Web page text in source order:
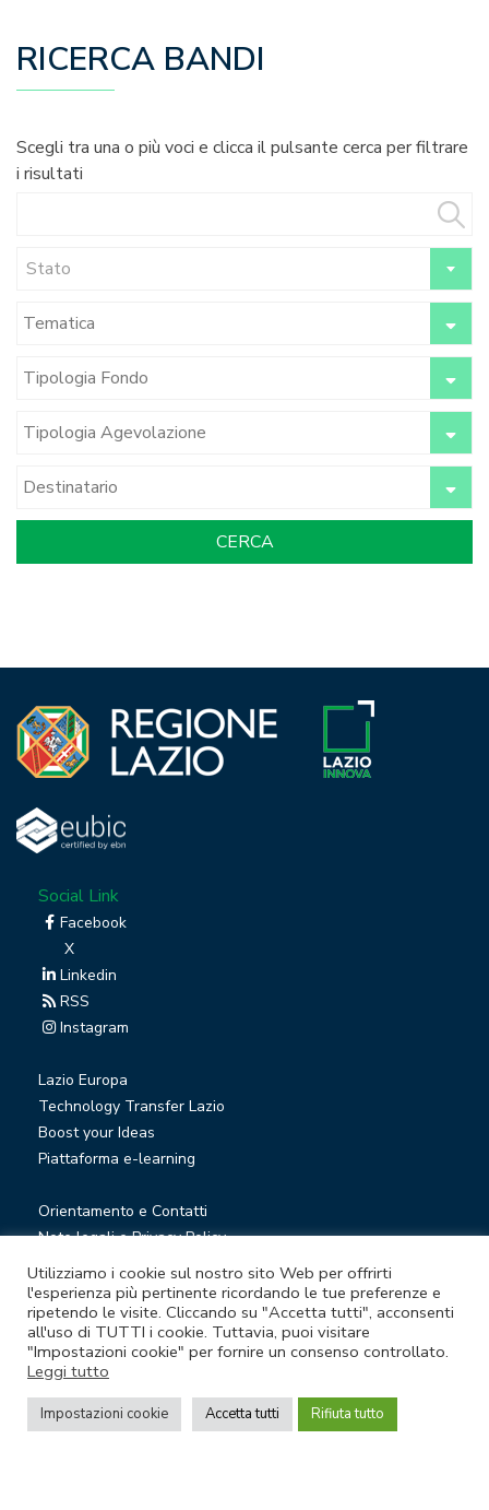
RICERCA BANDI
Scegli tra una o più voci e clicca il pulsante cerca per filtrare
i risultati
Stato
Social Link
Facebook
X
Linkedin
RSS
Instagram
Lazio Europa
Technology Transfer Lazio
Boost your Ideas
Piattaforma e-learning
Orientamento e Contatti
Note legali e Privacy Policy
Privacy Newsletter
Società trasparente
Whistleblowing
© Lazio Innova S.p.A. società soggetta a direzione e
coordinamento della Regione Lazio
Sede legale Via Marco Aurelio 26 A - 00184 Roma
Utilizziamo i cookie sul nostro sito Web per offrirti
l'esperienza più pertinente ricordando le tue preferenze e
ripetendo le visite. Cliccando su "Accetta tutti", acconsenti
all'uso di TUTTI i cookie. Tuttavia, puoi visitare
"Impostazioni cookie" per fornire un consenso controllato.
Leggi tutto
Impostazioni cookie Accetta tutti Rifiuta tutto